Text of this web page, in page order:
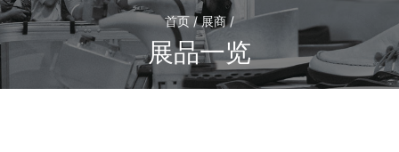
首页 / 展商 /
展品一览